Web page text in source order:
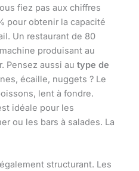
fiez pas aux chiffres
pour obtenir la capacité
Un restaurant de 80
produisant au
Pensez aussi au type de
écaille, nuggets ? Le
lent à fondre.
idéale pour les
ou les bars à salades. La
structurant. Les